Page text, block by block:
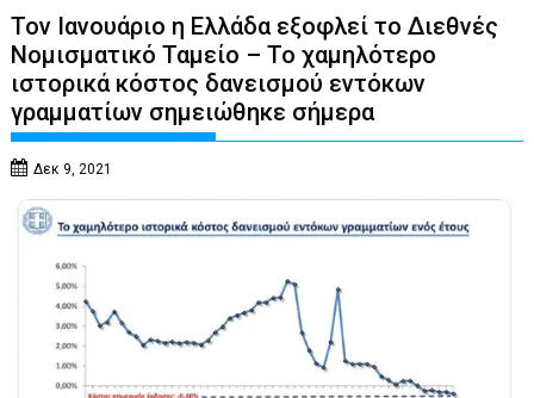
Τον Ιανουάριο η Ελλάδα εξοφλεί το Διεθνές
Νομισματικό Ταμείο – Το χαμηλότερο
ιστορικά κόστος δανεισμού εντόκων
γραμματίων σημειώθηκε σήμερα
Δεκ 9, 2021